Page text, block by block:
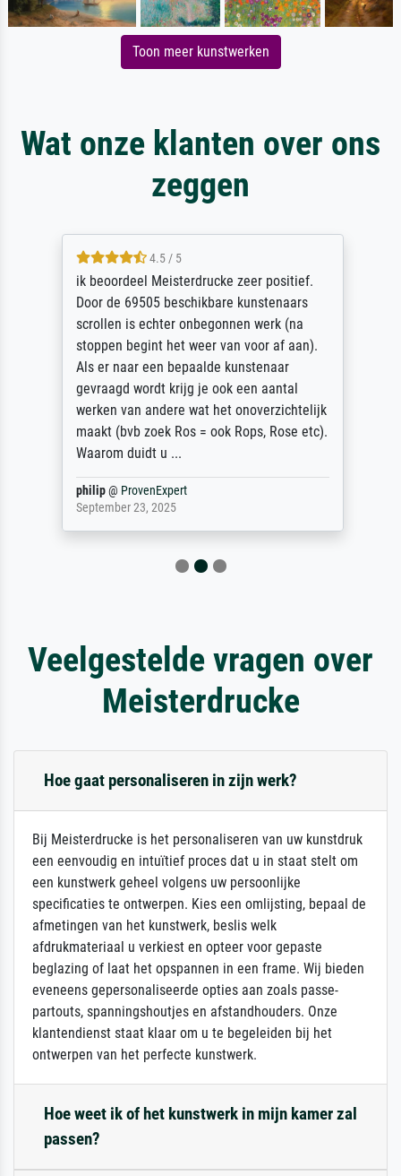
Toon meer kunstwerken
Wat onze klanten over ons
zeggen
4.5 / 5
ik beoordeel Meisterdrucke zeer positief.
Door de 69505 beschikbare kunstenaars
scrollen is echter onbegonnen werk (na
stoppen begint het weer van voor af aan).
Als er naar een bepaalde kunstenaar
gevraagd wordt krijg je ook een aantal
werken van andere wat het onoverzichtelijk
maakt (bvb zoek Ros = ook Rops, Rose etc).
Waarom duidt u ...
philip@ ProvenExpert
September 23, 2025
Veelgestelde vragen over
Meisterdrucke
Hoe gaat personaliseren in zijn werk?
Bij Meisterdrucke is het personaliseren van uw kunstdruk
een eenvoudig en intuïtief proces dat u in staat stelt om
een kunstwerk geheel volgens uw persoonlijke
specificaties te ontwerpen. Kies een omlijsting, bepaal de
afmetingen van het kunstwerk, beslis welk
afdrukmateriaal u verkiest en opteer voor gepaste
beglazing of laat het opspannen in een frame. Wij bieden
eveneens gepersonaliseerde opties aan zoals passe-
partouts, spanningshoutjes en afstandhouders. Onze
klantendienst staat klaar om u te begeleiden bij het
ontwerpen van het perfecte kunstwerk.
Hoe weet ik of het kunstwerk in mijn kamer zal
passen?